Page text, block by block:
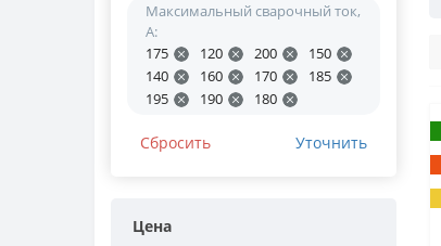
Максимальный сварочный ток,
А:
175
120 200
150
140
160 170
185
195
190 180
Сбросить Уточнить
Цена